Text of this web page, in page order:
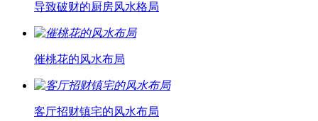
导致破财的厨房风水格局
催桃花的风水布局
客厅招财镇宅的风水布局